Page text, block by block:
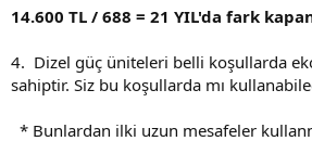
14.600 TL / 688 = 21 YIL'da fark
4. Dizel güç üniteleri belli koşullarda
sahiptir. Siz bu koşullarda mı
* Bunlardan ilki uzun mesafeler